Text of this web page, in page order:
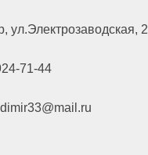
ул.Электрозаводская, 2
71-44